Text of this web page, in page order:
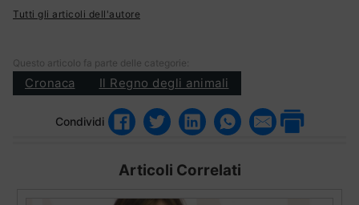
Tutti gli articoli dell'autore
Questo articolo fa parte delle categorie:
Cronaca Il Regno degli animali
Condividi
Articoli Correlati